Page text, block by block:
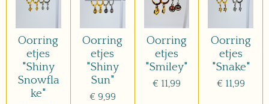
Oorring
etjes
"Shiny
Snowfla
ke"
Oorring
etjes
"Shiny
Sun"
€ 9,99
Oorring
etjes
"Smiley"
€ 11,99
Oorring
etjes
"Snake"
€ 11,99